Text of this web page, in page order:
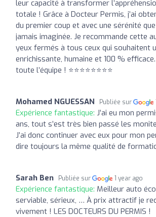
leur capacité à transformer
totale ! Grâce à Docteur Permis, j’ai
du premier coup et avec une sérénité que
jamais imaginée. Je recommande cette
yeux fermés à tous ceux qui souhaitent
enrichissante, humaine et 100 %
toute l’équipe ! ⭐⭐⭐⭐⭐⭐️⭐️⭐️
Mohamed NGUESSAN Publiée sur
Expérience fantastique: J’ai eu mon
ans, tout s’est très bien passé les
J’ai donc continuer avec eux pour mon
dire toujours la même qualité de
Sarah Ben Publiée sur 1 year ago
Expérience fantastique: Meilleur auto
serviable, sérieux, … À prix attractif je
vivement ! LES DOCTEURS DU PERMIS !